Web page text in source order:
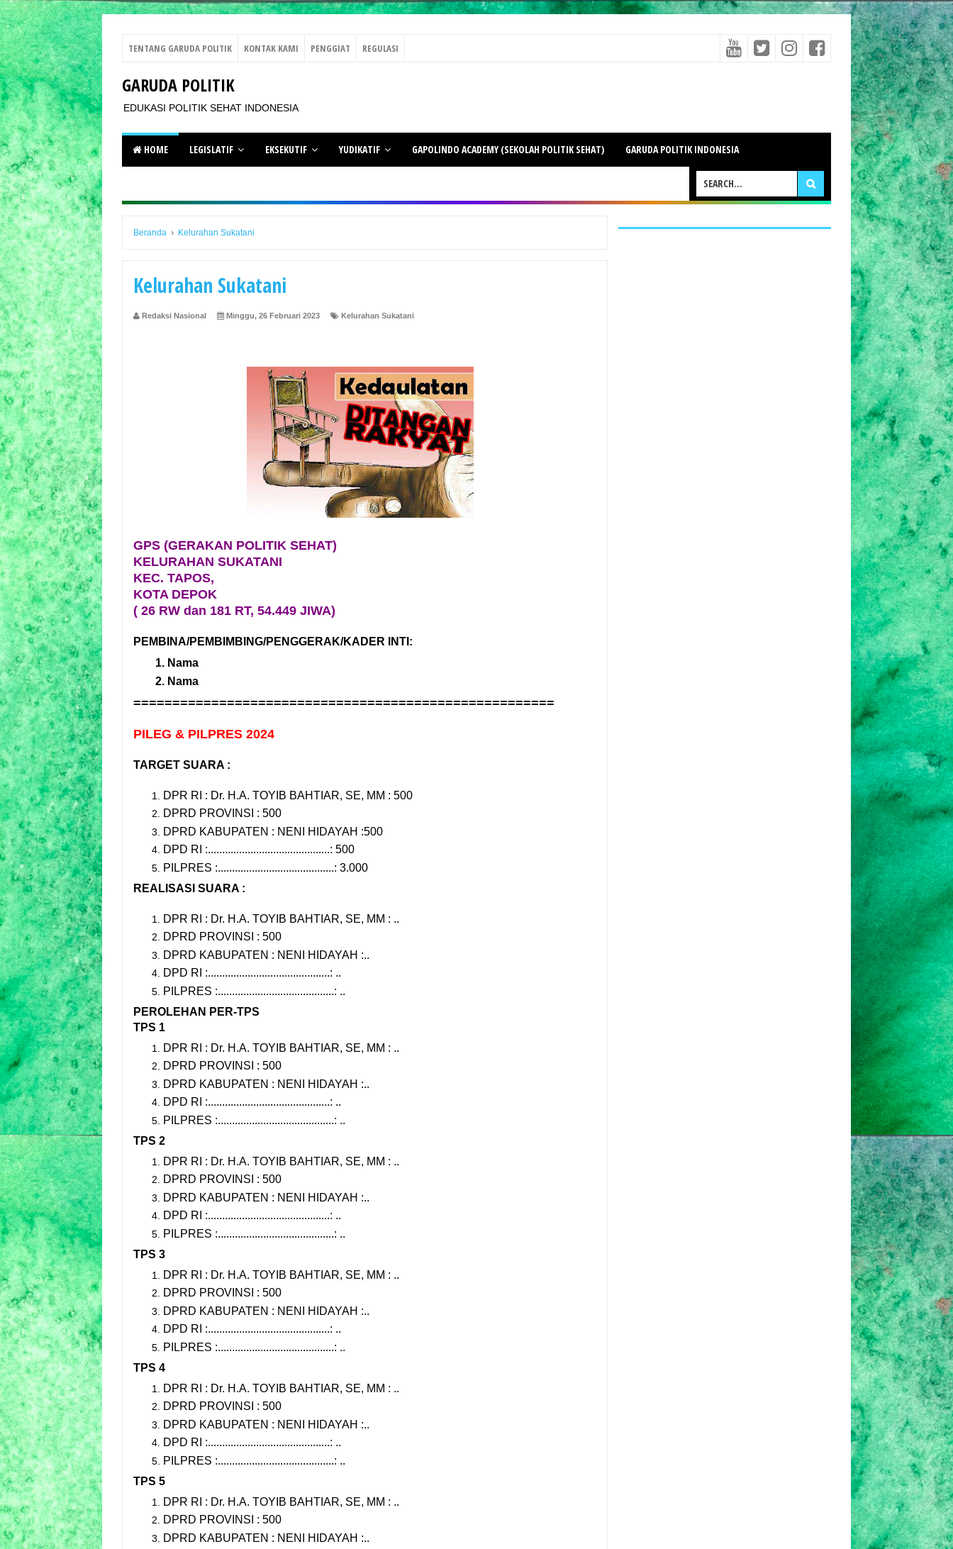
TENTANG GARUDA POLITIK KONTAK KAMI PENGGIAT REGULASI
GARUDA POLITIK
EDUKASI POLITIK SEHAT INDONESIA
HOME LEGISLATIF EKSEKUTIF YUDIKATIF GAPOLINDO ACADEMY (SEKOLAH POLITIK SEHAT) GARUDA POLITIK INDONESIA
Beranda › Kelurahan Sukatani
Kelurahan Sukatani
Redaksi Nasional Minggu, 26 Februari 2023 Kelurahan Sukatani
GPS (GERAKAN POLITIK SEHAT)
KELURAHAN SUKATANI
KEC. TAPOS,
KOTA DEPOK
( 26 RW dan 181 RT, 54.449 JIWA)
PEMBINA/PEMBIMBING/PENGGERAK/KADER INTI:
Nama
Nama
======================================================
PILEG & PILPRES 2024
TARGET SUARA :
DPR RI : Dr. H.A. TOYIB BAHTIAR, SE, MM : 500
DPRD PROVINSI : 500
DPRD KABUPATEN : NENI HIDAYAH :500
DPD RI :...........................................: 500
PILPRES :.........................................: 3.000
REALISASI SUARA :
DPR RI : Dr. H.A. TOYIB BAHTIAR, SE, MM : ..
DPRD PROVINSI : 500
DPRD KABUPATEN : NENI HIDAYAH :..
DPD RI :...........................................: ..
PILPRES :.........................................: ..
PEROLEHAN PER-TPS
TPS 1
DPR RI : Dr. H.A. TOYIB BAHTIAR, SE, MM : ..
DPRD PROVINSI : 500
DPRD KABUPATEN : NENI HIDAYAH :..
DPD RI :...........................................: ..
PILPRES :.........................................: ..
TPS 2
DPR RI : Dr. H.A. TOYIB BAHTIAR, SE, MM : ..
DPRD PROVINSI : 500
DPRD KABUPATEN : NENI HIDAYAH :..
DPD RI :...........................................: ..
PILPRES :.........................................: ..
TPS 3
DPR RI : Dr. H.A. TOYIB BAHTIAR, SE, MM : ..
DPRD PROVINSI : 500
DPRD KABUPATEN : NENI HIDAYAH :..
DPD RI :...........................................: ..
PILPRES :.........................................: ..
TPS 4
DPR RI : Dr. H.A. TOYIB BAHTIAR, SE, MM : ..
DPRD PROVINSI : 500
DPRD KABUPATEN : NENI HIDAYAH :..
DPD RI :...........................................: ..
PILPRES :.........................................: ..
TPS 5
DPR RI : Dr. H.A. TOYIB BAHTIAR, SE, MM : ..
DPRD PROVINSI : 500
DPRD KABUPATEN : NENI HIDAYAH :..